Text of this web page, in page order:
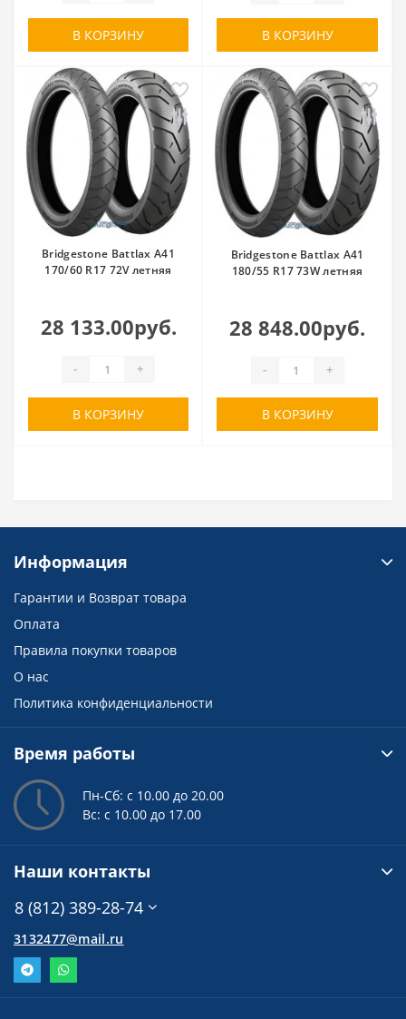
В КОРЗИНУ В КОРЗИНУ
Bridgestone Battlax A41
170/60 R17 72V летняя
28 133.00руб.
- +
В КОРЗИНУ
Bridgestone Battlax A41
180/55 R17 73W летняя
28 848.00руб.
- +
В КОРЗИНУ
Информация
Гарантии и Возврат товара
Оплата
Правила покупки товаров
О нас
Политика конфиденциальности
Время работы
Пн-Сб: с 10.00 до 20.00
Вс: с 10.00 до 17.00
Наши контакты
8 (812) 389-28-74
3132477@mail.ru